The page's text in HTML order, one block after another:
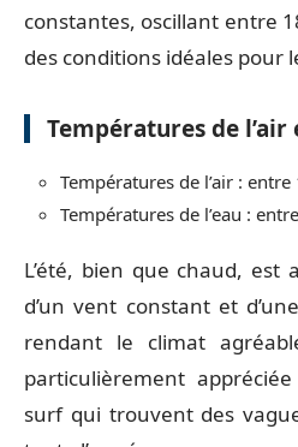
constantes, oscillant entre
des conditions idéales pour
Températures de l’air
Températures de l’air :
Températures de l’eau :
L’été, bien que chaud, est
d’un vent constant et
rendant le climat
particulièrement
surf qui trouvent des